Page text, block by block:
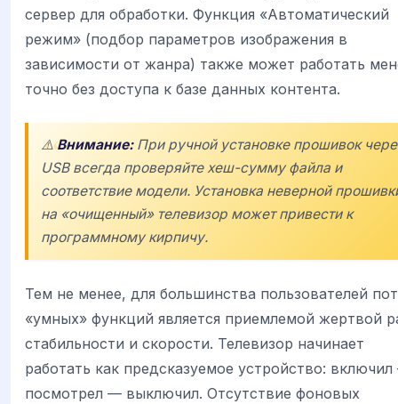
сервер для обработки. Функция «Автоматический
режим» (подбор параметров изображения в
зависимости от жанра) также может работать
точно без доступа к базе данных контента.
⚠️Внимание:При ручной установке прошивок
USB всегда проверяйте хеш-сумму файла и
соответствие модели. Установка неверной
на «очищенный» телевизор может привести к
программному кирпичу.
Тем не менее, для большинства пользователей
«умных» функций является приемлемой жертвой
стабильности и скорости. Телевизор начинает
работать как предсказуемое устройство:
посмотрел — выключил. Отсутствие фоновых